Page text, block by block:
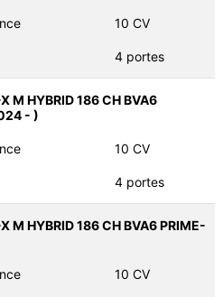
10 CV
4 portes
M HYBRID 186 CH BVA6
- )
10 CV
4 portes
M HYBRID 186 CH BVA6 PRIME-
10 CV